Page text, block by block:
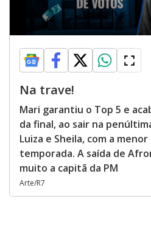
Na trave!
Mari garantiu o Top 5 e
da final, ao sair na
Luiza e Sheila, com a
temporada. A saída de
muito a capitã da PM
Arte/R7